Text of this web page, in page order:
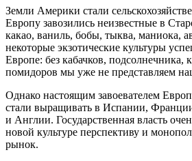
Земли Америки стали
Европу завозились неизвестные в
какао, ваниль, бобы, тыква, маниока,
некоторые экзотические культуры
Европе: без кабачков, подсолнечника,
помидоров мы уже не представляем
Однако настоящим завоевателем
стали выращивать в Испании,
и Англии. Государственная власть
новой культуре перспективу и
рынок.